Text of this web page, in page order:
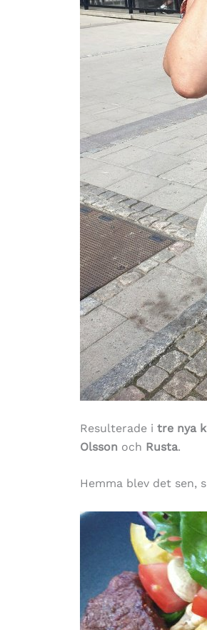
Resulterade i tre nya
Olsson och Rusta.
Hemma blev det sen,